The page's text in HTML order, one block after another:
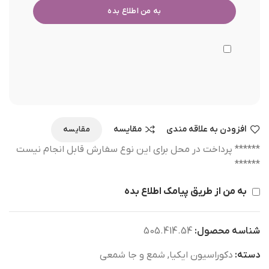
افزودن به علاقه مندی مقایسه مقایسه
****** پرداخت در محل برای این نوع سفارش قابل انجام نیست
******
به من از طریق پیامک اطلاع بده
شناسه محصول: 505.414.54
دسته: دکوراسیون ایکیا, شمع و جا شمعی